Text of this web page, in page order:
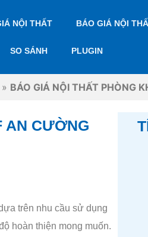
NỘI THẤT BÁO GIÁ NỘI
SO SÁNH PLUGIN
» BÁO GIÁ NỘI THẤT PHÒNG
AN CƯỜNG
trên nhu cầu sử dụng
hoàn thiện mong muốn.